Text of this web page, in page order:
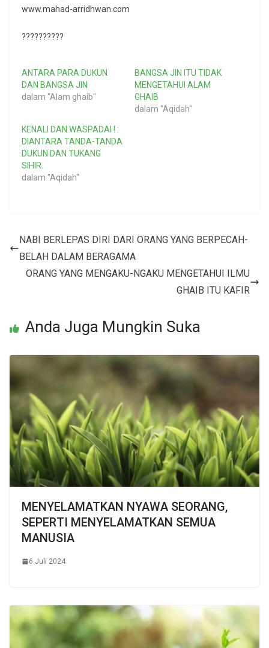
www.mahad-arridhwan.com
??????????
ANTARA PARA DUKUN
DAN BANGSA JIN
dalam "Alam ghaib"
BANGSA JIN ITU TIDAK
MENGETAHUI ALAM
GHAIB
dalam "Aqidah"
KENALI DAN WASPADAI ! :
DIANTARA TANDA-TANDA
DUKUN DAN TUKANG
SIHIR.
dalam "Aqidah"
NABI BERLEPAS DIRI DARI ORANG YANG BERPECAH-
BELAH DALAM BERAGAMA
ORANG YANG MENGAKU-NGAKU MENGETAHUI ILMU
GHAIB ITU KAFIR
Anda Juga Mungkin Suka
MENYELAMATKAN NYAWA SEORANG,
SEPERTI MENYELAMATKAN SEMUA
MANUSIA
6 Juli 2024